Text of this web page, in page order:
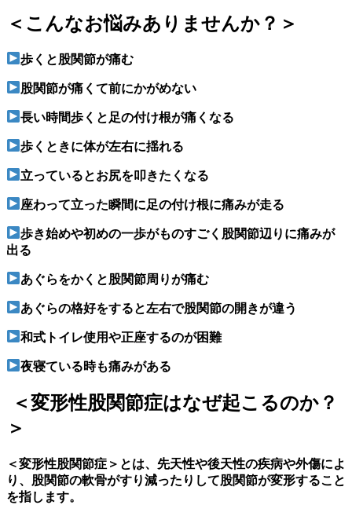
＜こんなお悩みありませんか？＞
歩くと股関節が痛む
股関節が痛くて前にかがめない
長い時間歩くと足の付け根が痛くなる
歩くときに体が左右に揺れる
立っているとお尻を叩きたくなる
座わって立った瞬間に足の付け根に痛みが走る
歩き始めや初めの一歩がものすごく股関節辺りに痛みが
出る
あぐらをかくと股関節周りが痛む
あぐらの格好をすると左右で股関節の開きが違う
和式トイレ使用や正座するのが困難
夜寝ている時も痛みがある
＜変形性股関節症はなぜ起こるのか？
＞
＜変形性股関節症＞とは、先天性や後天性の疾病や外傷によ
り、股関節の軟骨がすり減ったりして股関節が変形すること
を指します。